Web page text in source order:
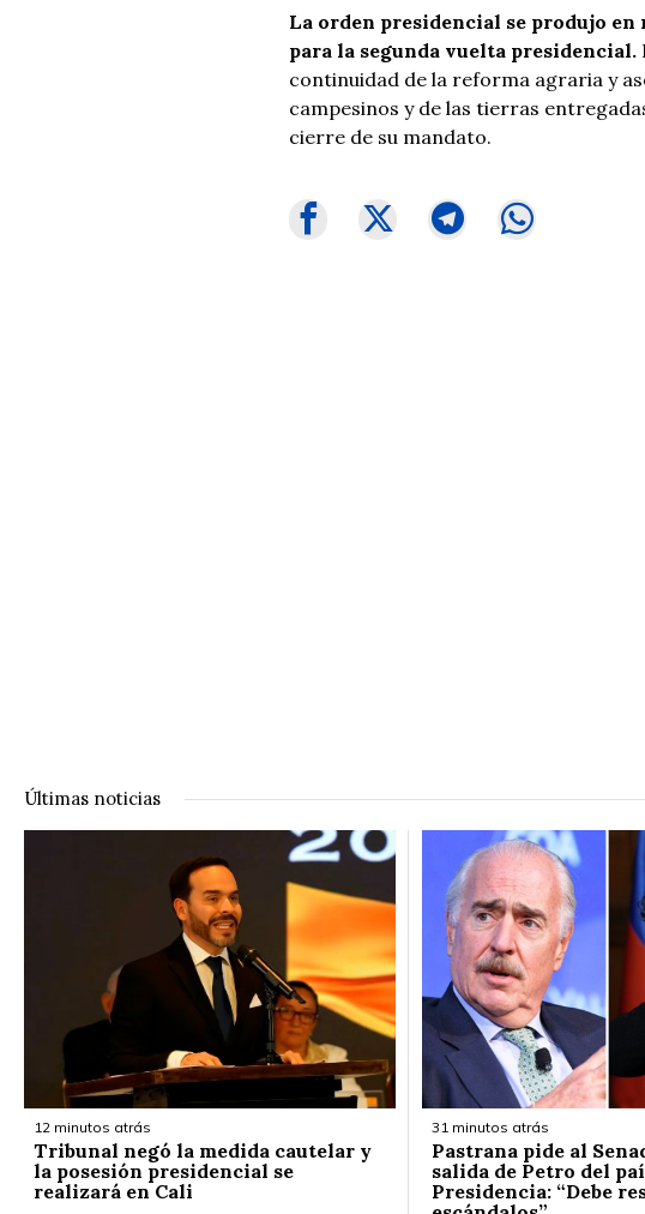
La orden presidencial se produjo en
para la segunda vuelta presidencial.
continuidad de la reforma agraria y
campesinos y de las tierras
cierre de su mandato.
Últimas noticias
12 minutos atrás
Tribunal negó la medida cautelar y
la posesión presidencial se
realizará en Cali
31 minutos atrás
Pastrana pide al
salida de Petro del
Presidencia: “Debe